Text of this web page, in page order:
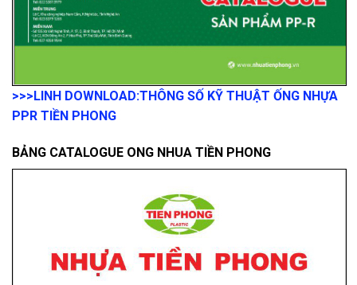
>>>LINH DOWNLOAD:THÔNG SỐ KỸ THUẬT ỐNG NHỰA
PPR TIỀN PHONG
BẢNG CATALOGUE ONG NHUA TIỀN PHONG